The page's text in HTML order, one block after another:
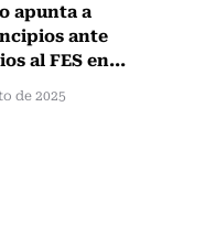
apunta a
ante
al FES en...
de 2025